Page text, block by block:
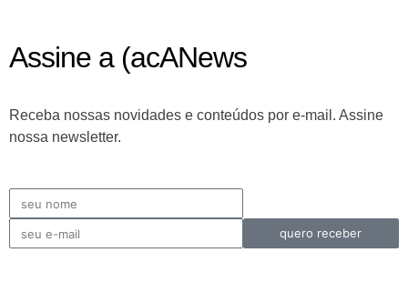
Assine a (acANews
Receba nossas novidades e conteúdos por e-mail. Assine
nossa newsletter.
quero receber